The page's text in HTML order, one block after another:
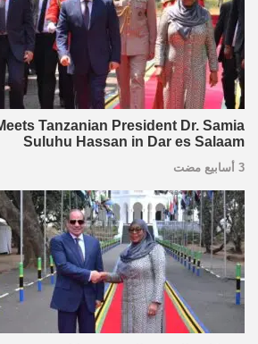
Tanzanian President Dr. Samia
Suluhu Hassan in Dar es Salaam
3 أسابيع مضت